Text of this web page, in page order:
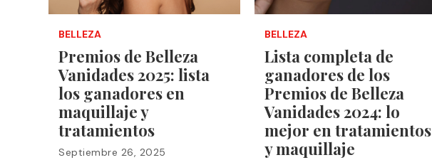
BELLEZA
Premios de Belleza
Vanidades 2025: lista
los ganadores en
maquillaje y
tratamientos
Septiembre 26, 2025
BELLEZA
Lista completa de
ganadores de los
Premios de Belleza
Vanidades 2024: lo
mejor en tratamientos
y maquillaje